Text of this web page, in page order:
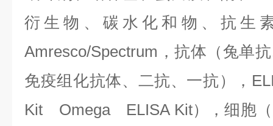
衍生物、碳水化和物、抗生
Amresco/Spectrum，抗体（兔单
免疫组化抗体、二抗、一抗），
Kit Omega ELISA Kit），细胞（